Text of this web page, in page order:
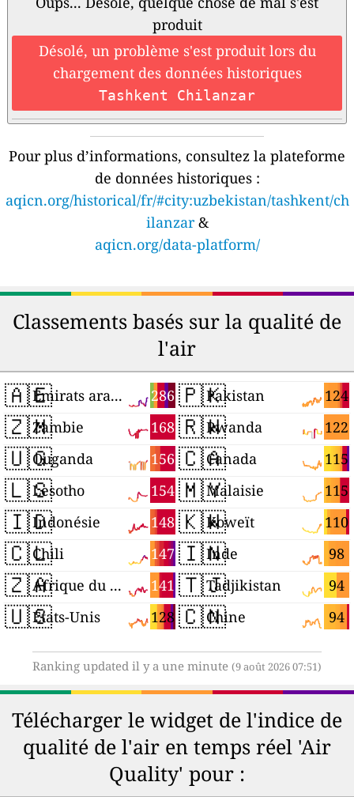
produit
Désolé, un problème s'est produit lors du
chargement des données historiques
Tashkent Chilanzar
Pour plus d’informations, consultez la plateforme
de données historiques :
aqicn.org/historical/fr/#city:uzbekistan/tashkent/ch
ilanzar&
aqicn.org/data-platform/
Classements basés sur la qualité de
l'air
🇦🇪 286
Émirats arabes unis
🇿🇲 168
Zambie
🇺🇬 156
Ouganda
🇱🇸 154
Lesotho
🇮🇩 148
Indonésie
🇨🇱 147
Chili
🇿🇦 141
Afrique du Sud
🇺🇸 128
États-Unis
🇵🇰 124
Pakistan
🇷🇼 122
Rwanda
🇨🇦 115
Canada
🇲🇾 115
Malaisie
🇰🇼 110
Koweït
🇮🇳 98
Inde
🇹🇯 94
Tadjikistan
🇨🇳 94
Chine
Ranking updated il y a une minute (9 août 2026 07:51)
Télécharger le widget de l'indice de
qualité de l'air en temps réel 'Air
Quality' pour :